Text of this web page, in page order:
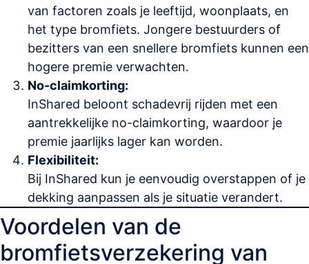
van factoren zoals je leeftijd, woonplaats, en
het type bromfiets. Jongere bestuurders of
bezitters van een snellere bromfiets kunnen een
hogere premie verwachten.
No-claimkorting:
InShared beloont schadevrij rijden met een
aantrekkelijke no-claimkorting, waardoor je
premie jaarlijks lager kan worden.
Flexibiliteit:
Bij InShared kun je eenvoudig overstappen of je
dekking aanpassen als je situatie verandert.
Voordelen van de
bromfietsverzekering van